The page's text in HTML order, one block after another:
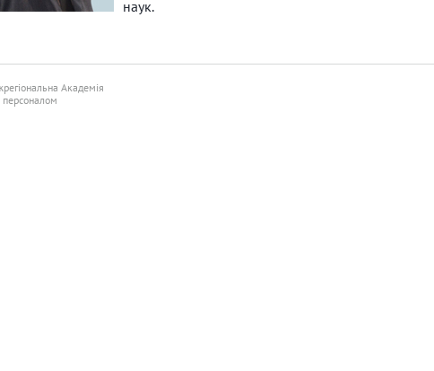
наук.
Академія
персоналом